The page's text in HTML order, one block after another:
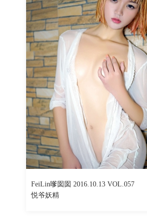
1181 阅读
By
FeiLin嗲囡囡 2016.10.13 VOL.057
悦爷妖精